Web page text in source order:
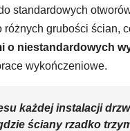
standardowych
grubości ścian,
o niestandardowych
wykończeniowe.
każdej instalacji
ściany rzadko